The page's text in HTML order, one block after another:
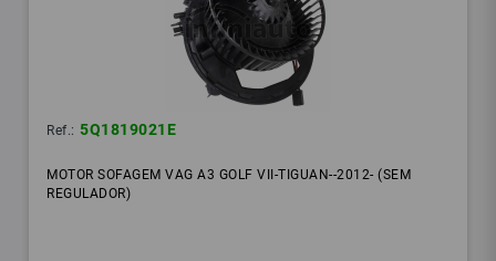
Ref.: 5Q1819021E
MOTOR SOFAGEM VAG A3 GOLF VII-TIGUAN--2012- (SEM
REGULADOR)